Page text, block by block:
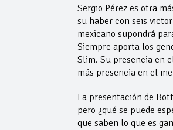
Sergio Pérez es otra
su haber con seis
mexicano supondrá
Siempre aporta los
Slim. Su presencia en
más presencia en el
La presentación de
pero ¿qué se puede
que saben lo que es